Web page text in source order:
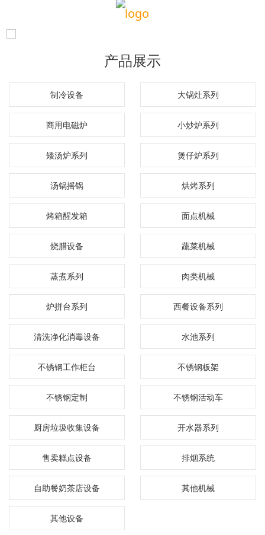
产品展示
制冷设备 大锅灶系列
商用电磁炉 小炒炉系列
矮汤炉系列 煲仔炉系列
汤锅摇锅 烘烤系列
烤箱醒发箱 面点机械
烧腊设备 蔬菜机械
蒸煮系列 肉类机械
炉拼台系列 西餐设备系列
清洗净化消毒设备 水池系列
不锈钢工作柜台 不锈钢板架
不锈钢定制 不锈钢活动车
厨房垃圾收集设备 开水器系列
售卖糕点设备 排烟系统
自助餐奶茶店设备 其他机械
其他设备